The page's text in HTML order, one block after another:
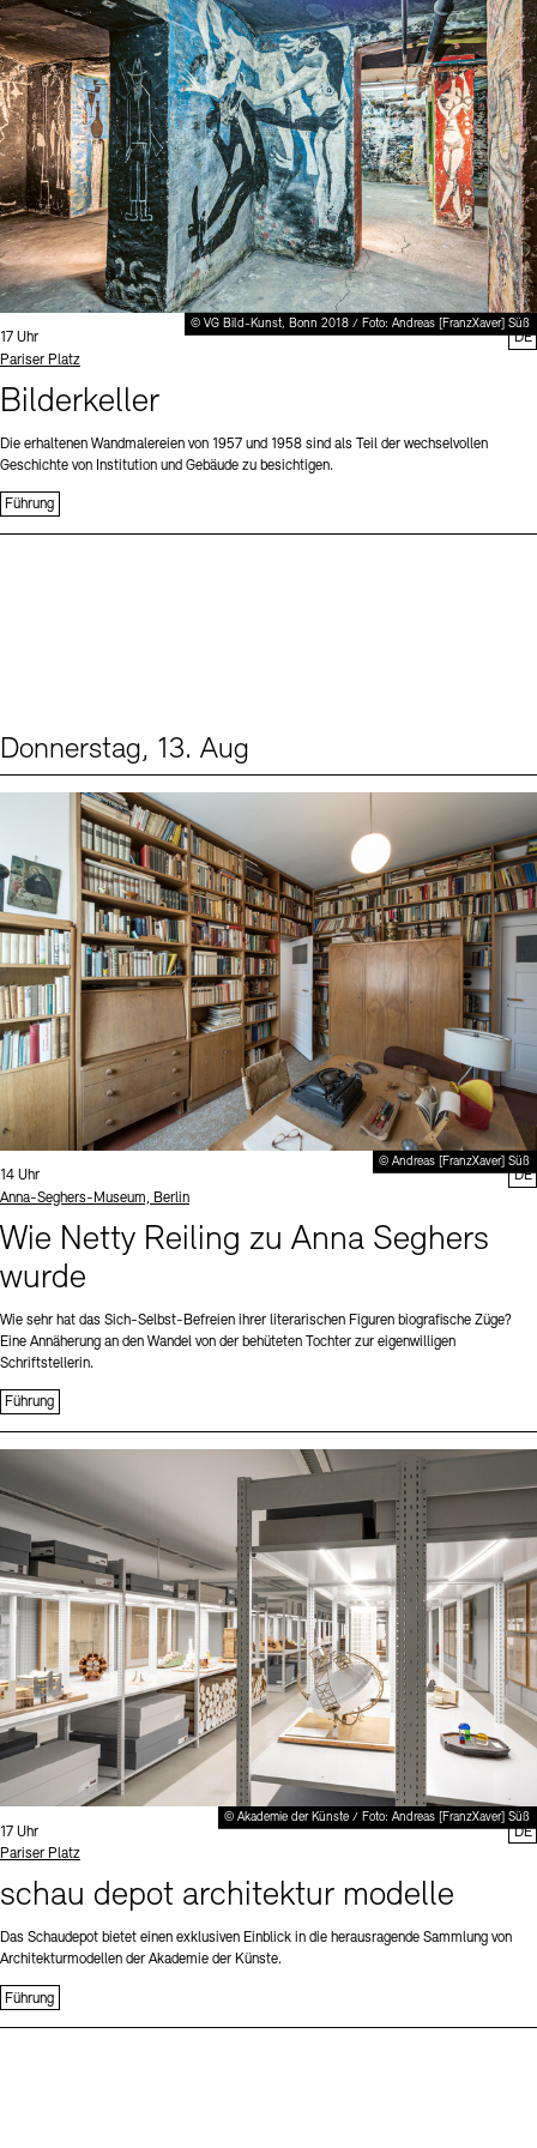
Stellenangebote Newsletter Presse
Nachhaltigkeit Kontakt
Digitale Sammlungen Exil-Archive
© VG Bild-Kunst, Bonn 2018 / Foto: Andreas [FranzXaver] Süß
Uhrzeit:
17 Uhr
Standort
Pariser Platz
Bilderkeller
Die erhaltenen Wandmalereien von 1957 und 1958 sind als Teil der wechselvollen
Geschichte von Institution und Gebäude zu besichtigen.
Führung
DE
Donnerstag, 13. Aug
© Andreas [FranzXaver] Süß
Uhrzeit:
14 Uhr
Standort
Anna-Seghers-Museum, Berlin
Wie Netty Reiling zu Anna Seghers
wurde
Wie sehr hat das Sich-Selbst-Befreien ihrer literarischen Figuren biografische Züge?
Eine Annäherung an den Wandel von der behüteten Tochter zur eigenwilligen
Schriftstellerin.
Führung
DE
© Akademie der Künste / Foto: Andreas [FranzXaver] Süß
Uhrzeit:
17 Uhr
Standort
Pariser Platz
schau depot architektur modelle
Das Schaudepot bietet einen exklusiven Einblick in die herausragende Sammlung von
Architekturmodellen der Akademie der Künste.
Führung
DE